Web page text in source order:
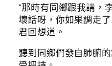
“那時有同鄉跟我講，
壞話呀，你如果調走
君回想道。
聽到同鄉們發自肺腑